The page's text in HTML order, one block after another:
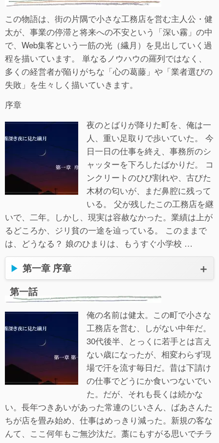
この物語は、街の片隅で小さな工務店を営む主人公・健
太が、事業の停滞と将来への不安という「深い霧」の中
で、Web集客という一筋の光（繊月）を見出していく過
程を描いています。 単なるノウハウの羅列ではなく、
多くの経営者が陥りがちな「心の葛藤」や「業者選びの
失敗」を生々しく描いていきます。
序章
夜のとばりが降りた町を、俺は一
人、重い足取りで歩いていた。 今
日一日の仕事を終え、事務所のシ
ャッターを下ろしたばかりだ。 コ
ンクリートのひび割れや、古びた
木材の匂いが、まだ鼻腔に残って
いる。 父が残したこの工務店を継
いで、二年。しかし、現実は容赦なかった。業績は上が
るどころか、ジリ貧の一途を辿っている。 このままで
は、どうなる？ 娘のひまりは、もうすぐ小学校 …
第一章 序章
第一話
俺の名前は健太。この町で小さな
工務店を営む、しがない中年だ。
30代後半、とっくに若手とは言え
ない歳になったが、相変わらず現
場で汗を流す毎日だ。昔は下請け
の仕事でどうにか食いつないでい
た。だが、それも長くは続かな
い。長年つきあいがあった常連のじいさん、ばあさんた
ちが店を畳み始め、仕事はめっきり減った。新規の客な
んて、ここ何年もご無沙汰だ。藁にもすがる思いでチラ